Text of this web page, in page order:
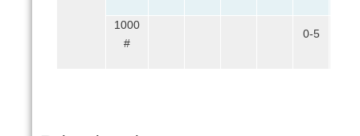
1000
#
0-5